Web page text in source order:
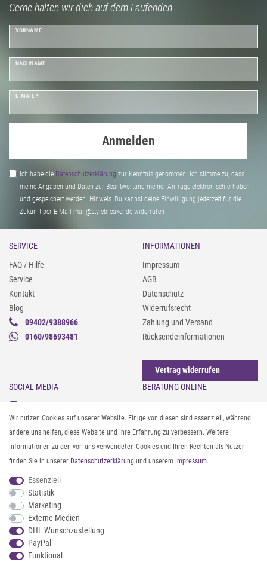
Gerne halten wir dich auf dem Laufenden
VORNAME
NACHNAME
E-MAIL *
Anmelden
Ich habe die Daten­schutz­erklärung zur Kenntnis genommen. Ich stimme zu, dass
meine Angaben und Daten zur Beantwortung meiner Anfrage elektronisch erhoben
und gespeichert werden. Hinweis: Du kannst deine Einwilligung jederzeit für die
Zukunft per E-Mail mail@stylebreaker.de widerrufen
SERVICE
FAQ / Hilfe
Service
Kontakt
Blog
09402/9388966
0160/98693481
INFORMATIONEN
Impressum
AGB
Datenschutz
Widerrufsrecht
Zahlung und Versand
Rücksendeinformationen
Vertrag widerrufen
SOCIAL MEDIA
Instagram
Facebook
Pinterest
Twitter
Youtube
Threads
BERATUNG ONLINE
Gürtel messen & kürzen
Sonnenbrillen & UV-Schutz
Textilpflege
Textil- und Material-Guide
Geldbörse richtig organisieren
ZAHLUNG & VERSAND
Wir nutzen Cookies auf unserer Website. Einige von diesen sind essenziell, während
andere uns helfen, diese Website und Ihre Erfahrung zu verbessern. Weitere
Informationen zu den von uns verwendeten Cookies und Ihren Rechten als Nutzer
finden Sie in unserer Daten­schutz­erklärung und unserem Impressum.
Essenziell
Statistik
Marketing
Externe Medien
DHL Wunschzustellung
PayPal
Funktional